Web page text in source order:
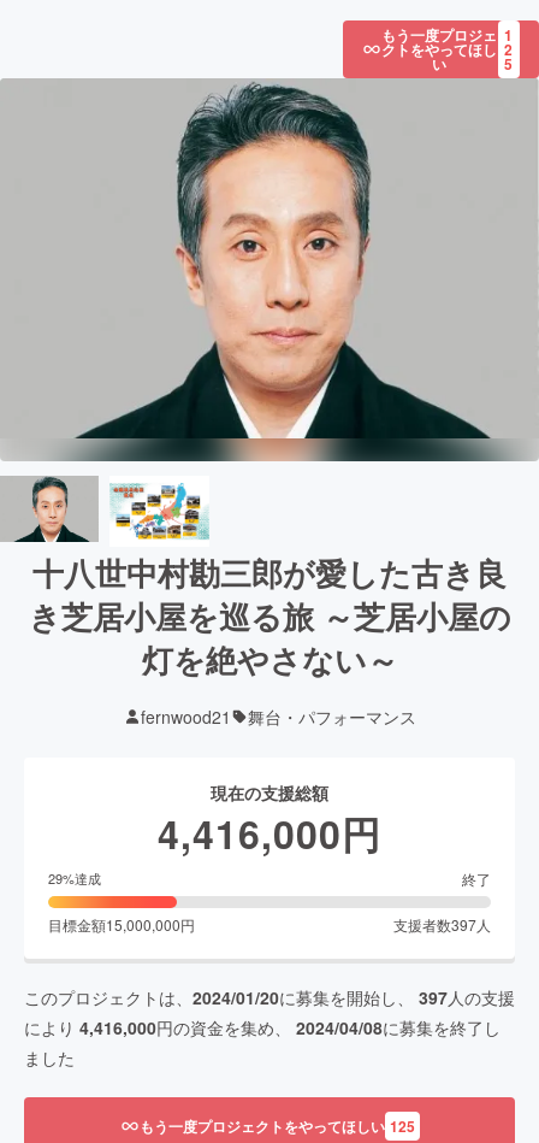
もう一度プロジェ
クトをやってほし
い
1
2
5
十八世中村勘三郎が愛した古き良
き芝居小屋を巡る旅 ～芝居小屋の
灯を絶やさない～
fernwood21 舞台・パフォーマンス
現在の支援総額
4,416,000円
29%達成 終了
目標金額15,000,000円 支援者数397人
このプロジェクトは、 2024/01/20に募集を開始し、 397人の支援
により 4,416,000円の資金を集め、 2024/04/08に募集を終了し
ました
もう一度プロジェクトをやってほしい 125